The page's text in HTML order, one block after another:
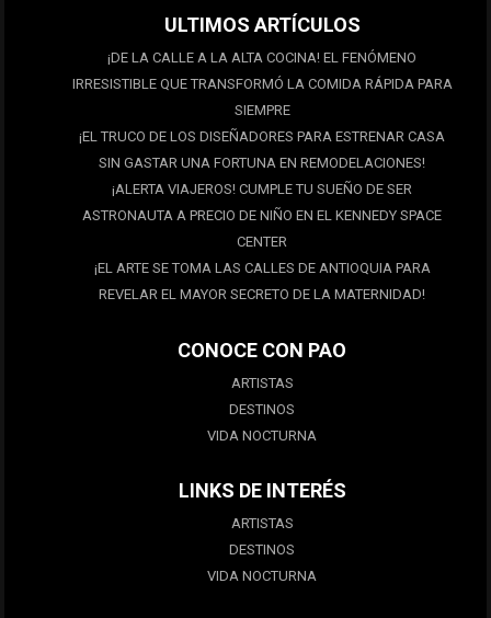
ULTIMOS ARTÍCULOS
¡DE LA CALLE A LA ALTA COCINA! EL FENÓMENO
IRRESISTIBLE QUE TRANSFORMÓ LA COMIDA RÁPIDA PARA
SIEMPRE
¡EL TRUCO DE LOS DISEÑADORES PARA ESTRENAR CASA
SIN GASTAR UNA FORTUNA EN REMODELACIONES!
¡ALERTA VIAJEROS! CUMPLE TU SUEÑO DE SER
ASTRONAUTA A PRECIO DE NIÑO EN EL KENNEDY SPACE
CENTER
¡EL ARTE SE TOMA LAS CALLES DE ANTIOQUIA PARA
REVELAR EL MAYOR SECRETO DE LA MATERNIDAD!
CONOCE CON PAO
ARTISTAS
DESTINOS
VIDA NOCTURNA
LINKS DE INTERÉS
ARTISTAS
DESTINOS
VIDA NOCTURNA